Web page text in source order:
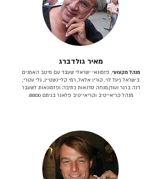
מאיר גולדברג
מנהל מקצועי, פזמונאי ישראלי שעבד עם מיטב האמנים
בישראל (יעל לוי, קורין אלאל, רמי קליינשטיין, גלי עטרי,
דנה ברגר ועוד).מנחה סדנאות כתיבה ופזמונאות. לשעבר
מנהל קריאייטיב וקריאייטיב פלאנר בגיתם BBDO.